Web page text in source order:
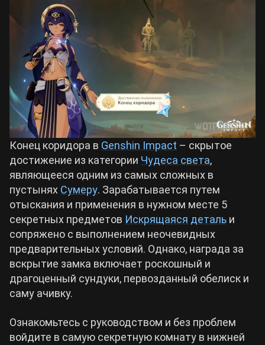
Crimson Desert
Zenless Zone Zero
Kingdom Come: Deliverance 2
Path of Exile 2
Wuthering Waves
Roblox
Hogwarts Legacy
Cyberpunk 2077
Все игры
Билды Arknights: Endfield
Билды Wuthering Waves
Билды Cyberpunk 2077
Билды Path of Exile 2
Конец коридора в Genshin Impact – скрытое
достижение из категории Чудеса света,
являющееся одним из самых сложных в
пустынях Сумеру. Зарабатывается путем
отыскания и применения в нужном месте 5
секретных предметов Искрящаяся деталь и
сопряжено с выполнением неочевидных
предварительных условий. Однако, награда за
вскрытие замка включает роскошный и
драгоценный сундуки, первозданный обелиск и
саму ачивку.
Ознакомьтесь с руководством и без проблем
войдите в самую секретную комнату в нижней